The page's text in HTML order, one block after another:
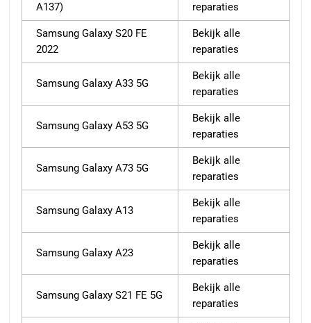
A137)
reparaties
Samsung Galaxy S20 FE
2022
Bekijk alle
reparaties
Samsung Galaxy A33 5G
Bekijk alle
reparaties
Samsung Galaxy A53 5G
Bekijk alle
reparaties
Samsung Galaxy A73 5G
Bekijk alle
reparaties
Samsung Galaxy A13
Bekijk alle
reparaties
Samsung Galaxy A23
Bekijk alle
reparaties
Samsung Galaxy S21 FE 5G
Bekijk alle
reparaties